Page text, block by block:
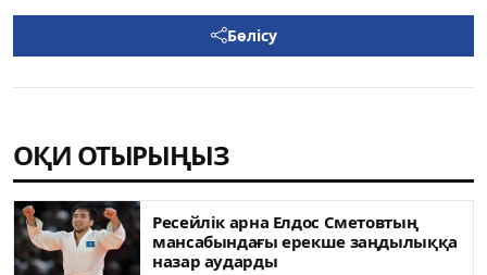
Бөлісу
ОҚИ ОТЫРЫҢЫЗ
Ресейлік арна Елдос Сметовтың
мансабындағы ерекше заңдылыққа
назар аударды